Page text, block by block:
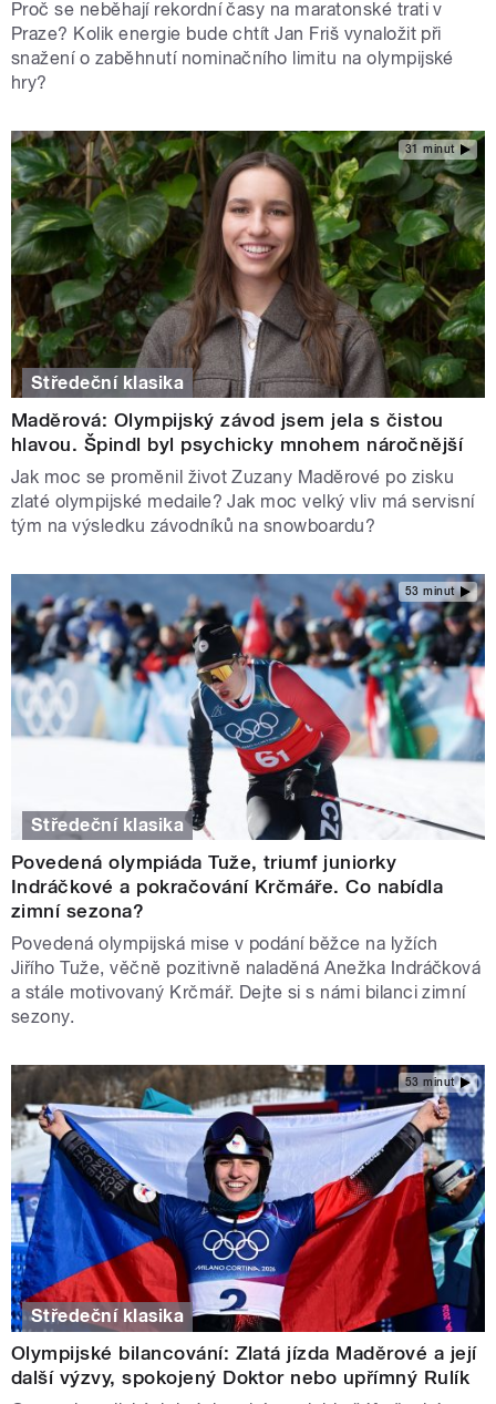
Proč se neběhají rekordní časy na maratonské trati v
Praze? Kolik energie bude chtít Jan Friš vynaložit při
snažení o zaběhnutí nominačního limitu na olympijské
hry?
31 minut
Středeční klasika
Maděrová: Olympijský závod jsem jela s čistou
hlavou. Špindl byl psychicky mnohem náročnější
Jak moc se proměnil život Zuzany Maděrové po zisku
zlaté olympijské medaile? Jak moc velký vliv má servisní
tým na výsledku závodníků na snowboardu?
53 minut
Středeční klasika
Povedená olympiáda Tuže, triumf juniorky
Indráčkové a pokračování Krčmáře. Co nabídla
zimní sezona?
Povedená olympijská mise v podání běžce na lyžích
Jiřího Tuže, věčně pozitivně naladěná Anežka Indráčková
a stále motivovaný Krčmář. Dejte si s námi bilanci zimní
sezony.
53 minut
Středeční klasika
Olympijské bilancování: Zlatá jízda Maděrové a její
další výzvy, spokojený Doktor nebo upřímný Rulík